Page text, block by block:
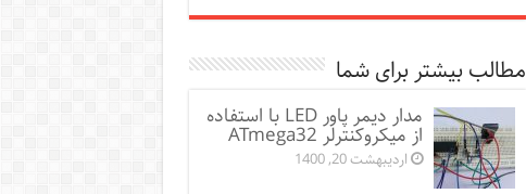
مطالب بیشتر برای شما
مدار دیمر پاور LED با استفاده
از میکروکنترلر ATmega32
اردیبهشت 20, 1400